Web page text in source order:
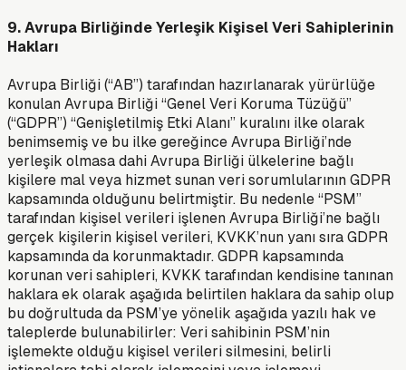
9. Avrupa Birliğinde Yerleşik Kişisel Veri Sahiplerinin
Hakları
Avrupa Birliği (“AB”) tarafından hazırlanarak yürürlüğe
konulan Avrupa Birliği “Genel Veri Koruma Tüzüğü”
(“GDPR”) “Genişletilmiş Etki Alanı” kuralını ilke olarak
benimsemiş ve bu ilke gereğince Avrupa Birliği’nde
yerleşik olmasa dahi Avrupa Birliği ülkelerine bağlı
kişilere mal veya hizmet sunan veri sorumlularının GDPR
kapsamında olduğunu belirtmiştir. Bu nedenle “PSM”
tarafından kişisel verileri işlenen Avrupa Birliği’ne bağlı
gerçek kişilerin kişisel verileri, KVKK’nun yanı sıra GDPR
kapsamında da korunmaktadır. GDPR kapsamında
korunan veri sahipleri, KVKK tarafından kendisine tanınan
haklara ek olarak aşağıda belirtilen haklara da sahip olup
bu doğrultuda da PSM’ye yönelik aşağıda yazılı hak ve
taleplerde bulunabilirler: Veri sahibinin PSM’nin
işlemekte olduğu kişisel verileri silmesini, belirli